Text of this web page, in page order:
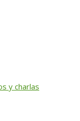
y charlas